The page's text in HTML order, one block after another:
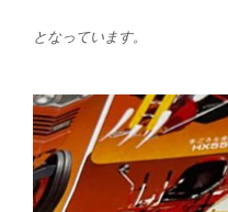
となっています。